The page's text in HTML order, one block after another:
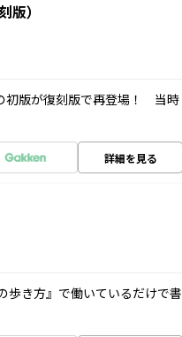
）
初版が復刻版で再登場！ 当時
詳細を見る
歩き方』で働いているだけで書